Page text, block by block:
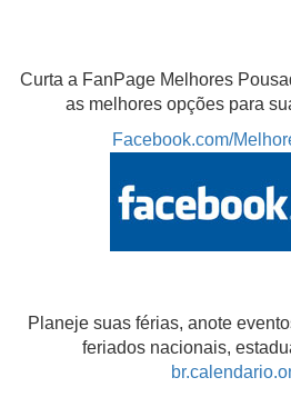
Curta a FanPage Melhores
as melhores opções para
Facebook.com/
Planeje suas férias, anote
feriados nacionais,